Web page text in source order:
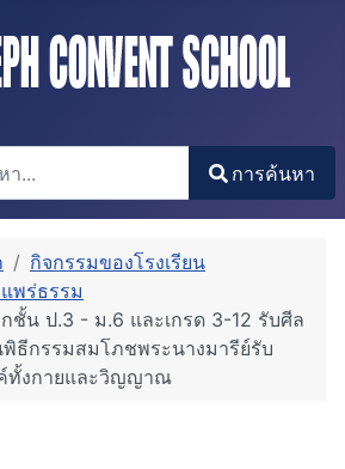
หา
or more characters for results.
การค้นหา
กิจกรรมของโรงเรียน
พร่ธรรม
ชั้น ป.3 - ม.6 และเกรด 3-12 รับศีล
ธีกรรมสมโภชพระนางมารีย์รับ
ค์ทั้งกายและวิญญาณ